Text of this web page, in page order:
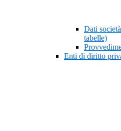
Dati
tabelle)
Enti di diritto